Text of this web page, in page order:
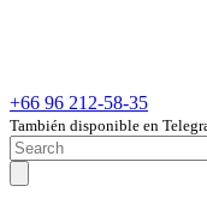
+66 96 212-58-35
También disponible en